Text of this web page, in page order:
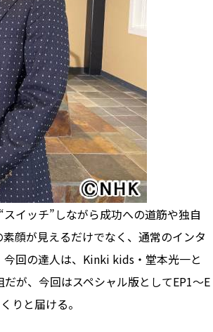
イッチ”しながら成功への道筋や独自
顔が見えるだけでなく、通常のインタ
回の達人は、Kinki kids・堂本光一と
が、今回はスペシャル版としてEP1～E
りと届ける。